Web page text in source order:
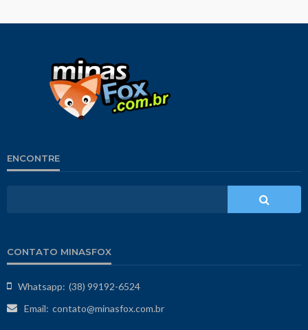
ENCONTRE
CONTATO MINASFOX
Whatsapp: (38) 99192-6524
Email: contato@minasfox.com.br